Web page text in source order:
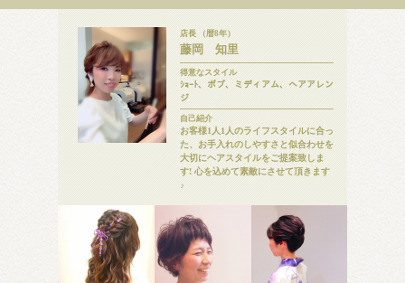
店長 （暦8年）
藤岡 知里
得意なスタイル
ｼｮｰﾄ、ボブ、ミディアム、ヘアアレン
ジ
自己紹介
お客様1人1人のライフスタイルに合っ
た、お手入れのしやすさと似合わせを
大切にヘアスタイルをご提案致しま
す! 心を込めて素敵にさせて頂きます
♪